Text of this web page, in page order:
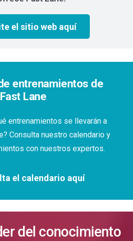
el sitio web aquí
entrenamientos de
Fast Lane
entrenamientos se llevarán a
Consulta nuestro calendario y
con nuestros expertos.
el calendario aquí
del conocimiento